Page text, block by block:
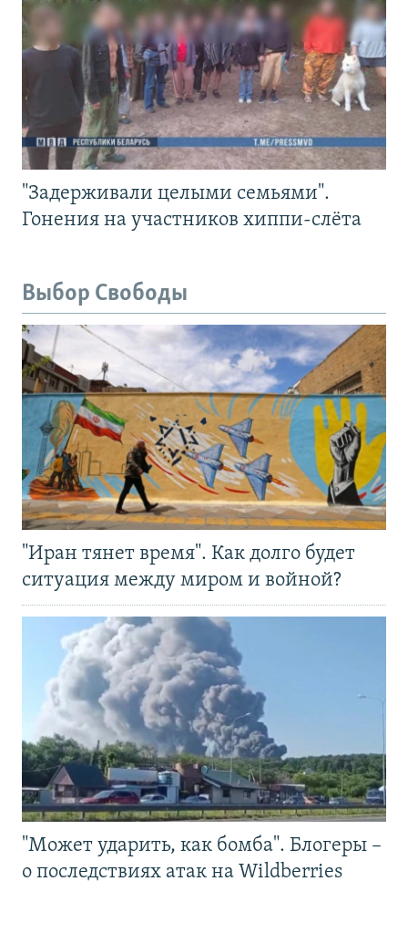
"Задерживали целыми семьями".
Гонения на участников хиппи-слёта
Выбор Свободы
"Иран тянет время". Как долго будет
ситуация между миром и войной?
"Может ударить, как бомба". Блогеры –
о последствиях атак на Wildberries